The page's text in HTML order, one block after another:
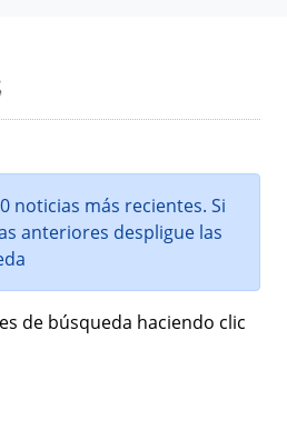
noticias más recientes. Si
anteriores despligue las
de búsqueda haciendo clic